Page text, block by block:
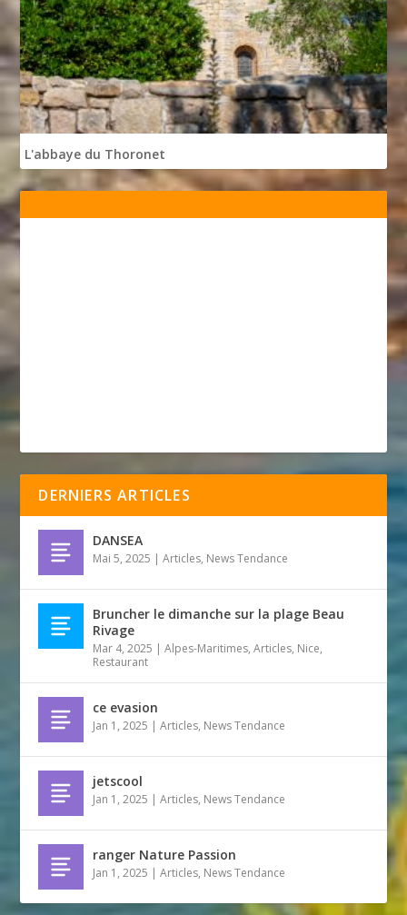
L'abbaye du Thoronet
DERNIERS ARTICLES
DANSEA
Mai 5, 2025 |Articles, News Tendance
Bruncher le dimanche sur la plage Beau
Rivage
Mar 4, 2025 |Alpes-Maritimes,Articles, Nice,
Restaurant
ce evasion
Jan 1, 2025 |Articles, News Tendance
jetscool
Jan 1, 2025 |Articles, News Tendance
ranger Nature Passion
Jan 1, 2025 |Articles, News Tendance